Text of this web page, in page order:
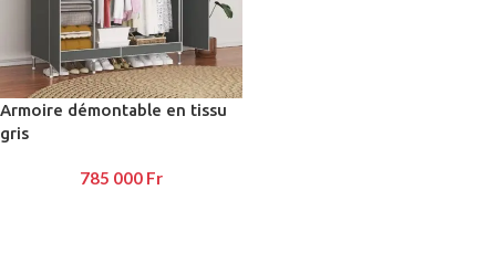
Armoire démontable en tissu
gris
785 000 Fr